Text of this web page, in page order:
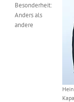
Besonderheit:
Anders als
andere